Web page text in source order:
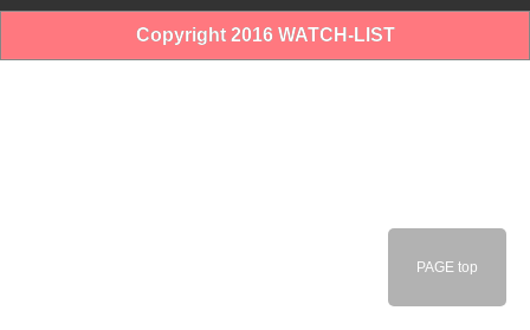
Copyright 2016 WATCH-LIST
PAGE top